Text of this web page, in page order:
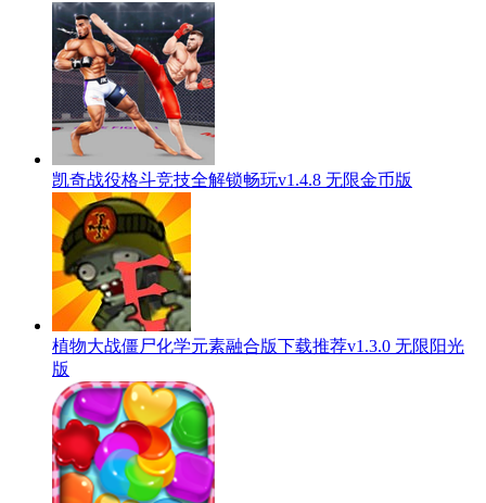
凯奇战役格斗竞技全解锁畅玩v1.4.8 无限金币版
植物大战僵尸化学元素融合版下载推荐v1.3.0 无限阳光
版